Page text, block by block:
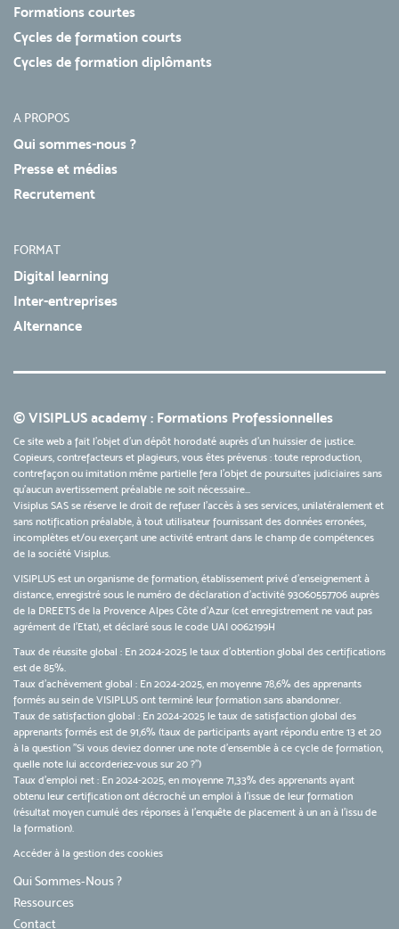
Formations courtes
Cycles de formation courts
Cycles de formation diplômants
A PROPOS
Qui sommes-nous ?
Presse et médias
Recrutement
FORMAT
Digital learning
Inter-entreprises
Alternance
© VISIPLUS academy : Formations Professionnelles
Ce site web a fait l'objet d'un dépôt horodaté auprès d'un huissier de justice.
Copieurs, contrefacteurs et plagieurs, vous êtes prévenus : toute reproduction,
contrefaçon ou imitation même partielle fera l'objet de poursuites judiciaires sans
qu’aucun avertissement préalable ne soit nécessaire...
Visiplus SAS se réserve le droit de refuser l'accès à ses services, unilatéralement et
sans notification préalable, à tout utilisateur fournissant des données erronées,
incomplètes et/ou exerçant une activité entrant dans le champ de compétences
de la société Visiplus.
VISIPLUS est un organisme de formation, établissement privé d’enseignement à
distance, enregistré sous le numéro de déclaration d’activité 93060557706 auprès
de la DREETS de la Provence Alpes Côte d’Azur (cet enregistrement ne vaut pas
agrément de l’Etat), et déclaré sous le code UAI 0062199H
Taux de réussite global : En 2024-2025 le taux d'obtention global des certifications
est de 85%.
Taux d’achèvement global : En 2024-2025, en moyenne 78,6% des apprenants
formés au sein de VISIPLUS ont terminé leur formation sans abandonner.
Taux de satisfaction global : En 2024-2025 le taux de satisfaction global des
apprenants formés est de 91,6% (taux de participants ayant répondu entre 13 et 20
à la question "Si vous deviez donner une note d’ensemble à ce cycle de formation,
quelle note lui accorderiez-vous sur 20 ?")
Taux d’emploi net : En 2024-2025, en moyenne 71,33% des apprenants ayant
obtenu leur certification ont décroché un emploi à l'issue de leur formation
(résultat moyen cumulé des réponses à l'enquête de placement à un an à l'issu de
la formation).
Accéder à la gestion des cookies
Qui Sommes-Nous ?
Ressources
Contact